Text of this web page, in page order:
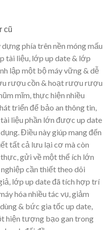
cũ
phía trên nền móng mấu
tài liệu, lớp up date & lớp
lập một bộ máy vững & dễ
rượu cồn & hoạt rượu rượu
mĩm, thực hiện nhiều
triển để bảo an thông tin,
liệu phần lớn được up date
Điều này giúp mang đến
tất cả lưu lại cơ mà còn
gửi về một thể ích lớn
cần thiết theo dõi
lớp up date đã tích hợp trí
hóa nhiều tác vụ, giảm
& bức gia tốc up date,
hiện tượng bạo gan trong